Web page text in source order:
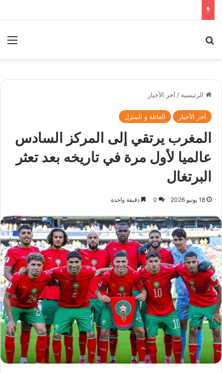
الرئيسية / آخر الأخبار
آخر الأخبار العائلة و المنزل
المغرب يرتقي إلى المركز السادس
عالميا لأول مرة في تاريخه بعد تعثر
البرتغال
18 يونيو 2026 0 دقيقة واحدة